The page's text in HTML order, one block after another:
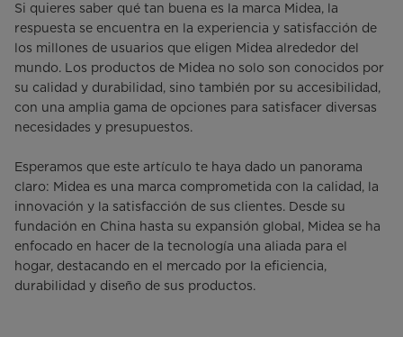
Si quieres saber qué tan buena es la marca Midea, la
respuesta se encuentra en la experiencia y satisfacción de
los millones de usuarios que eligen Midea alrededor del
mundo. Los productos de Midea no solo son conocidos por
su calidad y durabilidad, sino también por su accesibilidad,
con una amplia gama de opciones para satisfacer diversas
necesidades y presupuestos.
Esperamos que este artículo te haya dado un panorama
claro: Midea es una marca comprometida con la calidad, la
innovación y la satisfacción de sus clientes. Desde su
fundación en China hasta su expansión global, Midea se ha
enfocado en hacer de la tecnología una aliada para el
hogar, destacando en el mercado por la eficiencia,
durabilidad y diseño de sus productos.